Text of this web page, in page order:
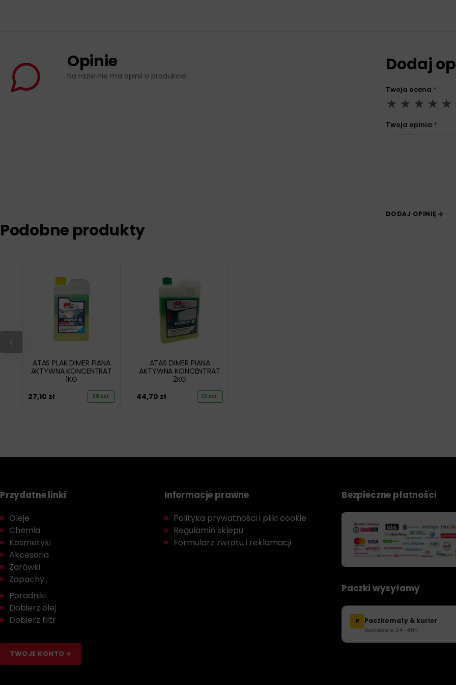
Opinie
Na razie nie ma opinii o produkcie.
Dodaj
Twoja ocena *
Twoja opinia *
DODAJ OPINIĘ
Podobne produkty
ATAS PLAK DIMER PIANA
AKTYWNA KONCENTRAT
1KG
27,10 zł 28 szt.
ATAS DIMER PIANA
AKTYWNA KONCENTRAT
2KG
44,70 zł 12 szt.
Przydatne linki
Oleje
Chemia
Kosmetyki
Akcesoria
Żarówki
Zapachy
Poradniki
Dobierz olej
Dobierz filtr
TWOJE KONTO
Informacje prawne
Polityka prywatności i pliki cookie
Regulamin sklepu
Formularz zwrotu i reklamacji
Bezpieczne płatności
Paczki wysyłamy
P Paczkomaty & kurier
Dostawa w 24–48h